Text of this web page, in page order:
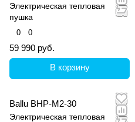
Электрическая тепловая
пушка
0 0
59 990 руб.
В корзину
Ballu BHP-M2-30
Электрическая тепловая